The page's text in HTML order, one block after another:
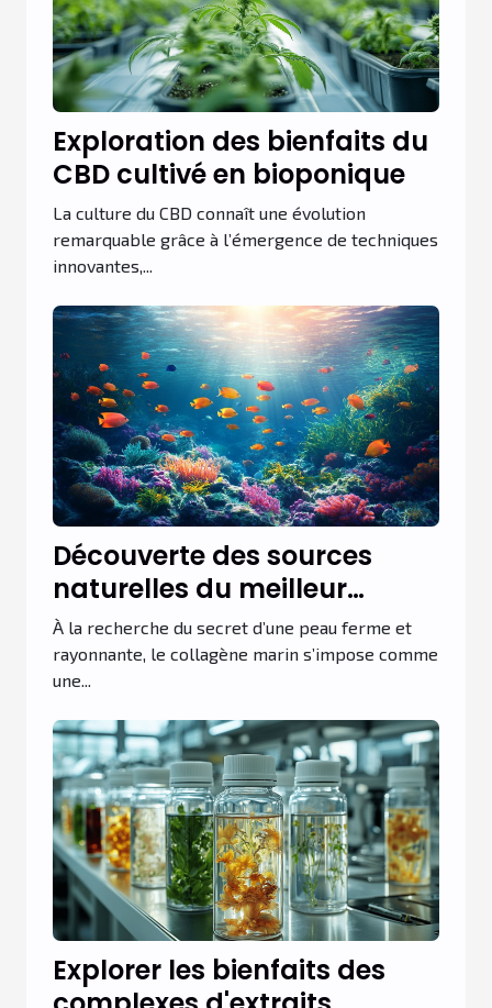
Exploration des bienfaits du
CBD cultivé en bioponique
La culture du CBD connaît une évolution
remarquable grâce à l’émergence de techniques
innovantes,...
Découverte des sources
naturelles du meilleur
collagène marin
À la recherche du secret d’une peau ferme et
rayonnante, le collagène marin s’impose comme
une...
Explorer les bienfaits des